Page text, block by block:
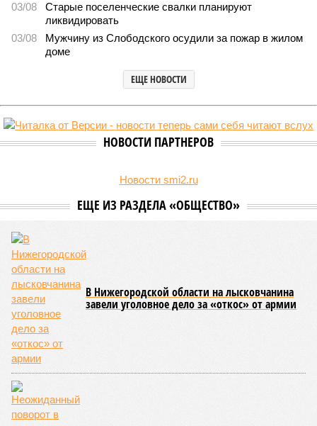
03/08
Старые поселенческие свалки планируют
ликвидировать
03/08
Мужчину из Слободского осудили за пожар в жилом
доме
ЕЩЕ НОВОСТИ
НОВОСТИ ПАРТНЕРОВ
Новости smi2.ru
ЕЩЕ ИЗ РАЗДЕЛА «ОБЩЕСТВО»
В Нижегородской области на лысковчанина
завели уголовное дело за «откос» от армии